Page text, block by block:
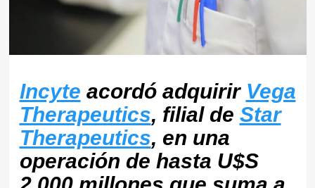
Incyte acordó adquirir Vega
Therapeutics, filial de Star
Therapeutics, en una
operación de hasta U$S